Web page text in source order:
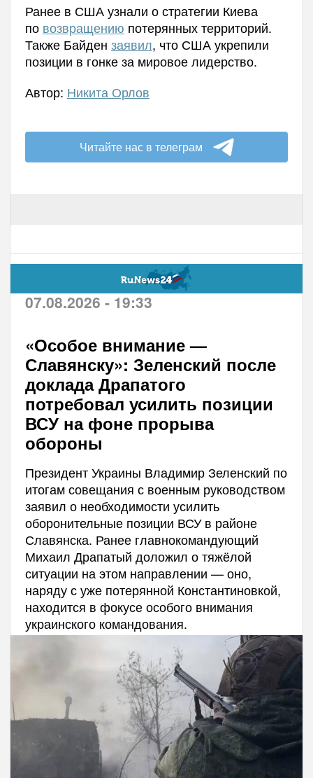
Ранее в США узнали о стратегии Киева
по возвращению потерянных территорий.
Также Байден заявил, что США укрепили
позиции в гонке за мировое лидерство.
Автор: Никита Орлов
Читайте нас в телеграм
07.08.2026 - 19:33
«Особое внимание —
Славянску»: Зеленский после
доклада Драпатого
потребовал усилить позиции
ВСУ на фоне прорыва
обороны
Президент Украины Владимир Зеленский по
итогам совещания с военным руководством
заявил о необходимости усилить
оборонительные позиции ВСУ в районе
Славянска. Ранее главнокомандующий
Михаил Драпатый доложил о тяжёлой
ситуации на этом направлении — оно,
наряду с уже потерянной Константиновкой,
находится в фокусе особого внимания
украинского командования.